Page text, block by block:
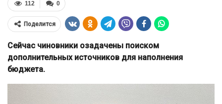
0
112
Поделится
Сейчас чиновники озадачены поиском
дополнительных источников для наполнения
бюджета.